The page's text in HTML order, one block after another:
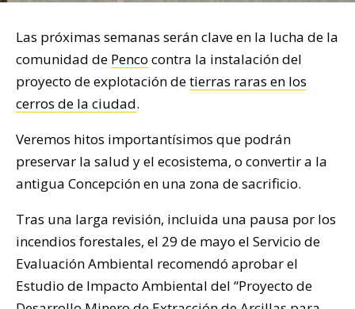
Las próximas semanas serán clave en la lucha de la
comunidad de Penco contra la instalación del
proyecto de explotación detierras raras en los
cerros de la ciudad.
Veremos hitos importantísimos que podrán
preservar la salud y el ecosistema, o convertir a la
antigua Concepción en una zona de sacrificio.
Tras una larga revisión, incluida una pausa por los
incendios forestales, el 29 de mayo el Servicio de
Evaluación Ambiental recomendó aprobar el
Estudio de Impacto Ambiental del “Proyecto de